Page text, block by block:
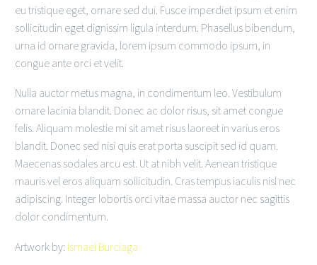
eu tristique eget, ornare sed dui. Fusce imperdiet ipsum et enim
sollicitudin eget dignissim ligula interdum. Phasellus bibendum,
urna id ornare gravida, lorem ipsum commodo ipsum, in
congue ante orci et velit.
Nulla auctor metus magna, in condimentum leo. Vestibulum
ornare lacinia blandit. Donec ac dolor risus, sit amet congue
felis. Aliquam molestie mi sit amet risus laoreet in varius eros
blandit. Donec sed nisi quis erat porta suscipit sed id quam.
Maecenas sodales arcu est. Ut at nibh velit. Aenean tristique
mauris vel eros aliquam sollicitudin. Cras tempus iaculis nisl nec
adipiscing. Integer lobortis orci vitae massa auctor nec sagittis
dolor condimentum.
Artwork by: Ismael Burciaga